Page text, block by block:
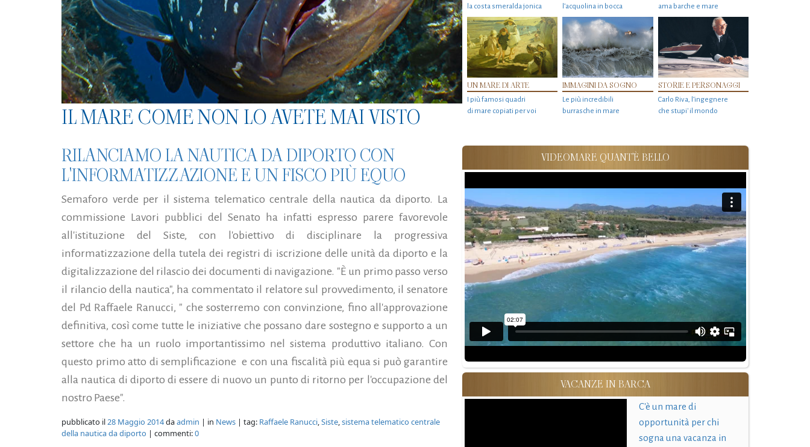
IL MARE COME NON LO AVETE MAI VISTO
la costa smeralda jonica
l’acquolina in bocca
ama barche e mare
UN MARE DI ARTE
I più famosi quadri
di mare copiati per voi
IMMAGINI DA SOGNO
Le più incredibili
burrasche in mare
STORIE E PERSONAGGI
Carlo Riva, l’ingegnere
che stupi' il mondo
RILANCIAMO LA NAUTICA DA DIPORTO CON
L'INFORMATIZZAZIONE E UN FISCO PIÙ EQUO
Semaforo verde per il sistema telematico centrale della nautica da diporto. La
commissione Lavori pubblici del Senato ha infatti espresso parere favorevole
all'istituzione del Siste, con l'obiettivo di disciplinare la progressiva
informatizzazione della tutela dei registri di iscrizione delle unità da diporto e la
digitalizzazione del rilascio dei documenti di navigazione. "È un primo passo verso
il rilancio della nautica", ha commentato il relatore sul provvedimento, il senatore
del Pd Raffaele Ranucci, " che sosterremo con convinzione, fino all'approvazione
definitiva, così come tutte le iniziative che possano dare sostegno e supporto a un
settore che ha un ruolo importantissimo nel sistema produttivo italiano. Con
questo primo atto di semplificazione e con una fiscalità più equa si può garantire
alla nautica di diporto di essere di nuovo un punto di ritorno per l'occupazione del
nostro Paese".
pubblicato il28 Maggio 2014daadmin | in News | tag: Raffaele Ranucci,Siste,sistema telematico centrale
della nautica da diporto | commenti:0
VIDEOMARE QUANT'È BELLO
VACANZE IN BARCA
C'è un mare di
opportunità per chi
sogna una vacanza in